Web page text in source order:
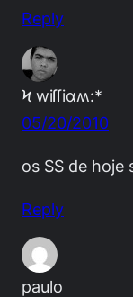
Reply
Ϟ wiſſiαʍ:*
05/20/2010
os SS de hoje
Reply
paulo